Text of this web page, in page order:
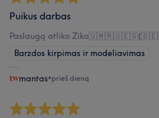
Puikus darbas
Paslaugą atliko
Barzdos kirpimas ir modeliavimas
mantas•prieš dieną